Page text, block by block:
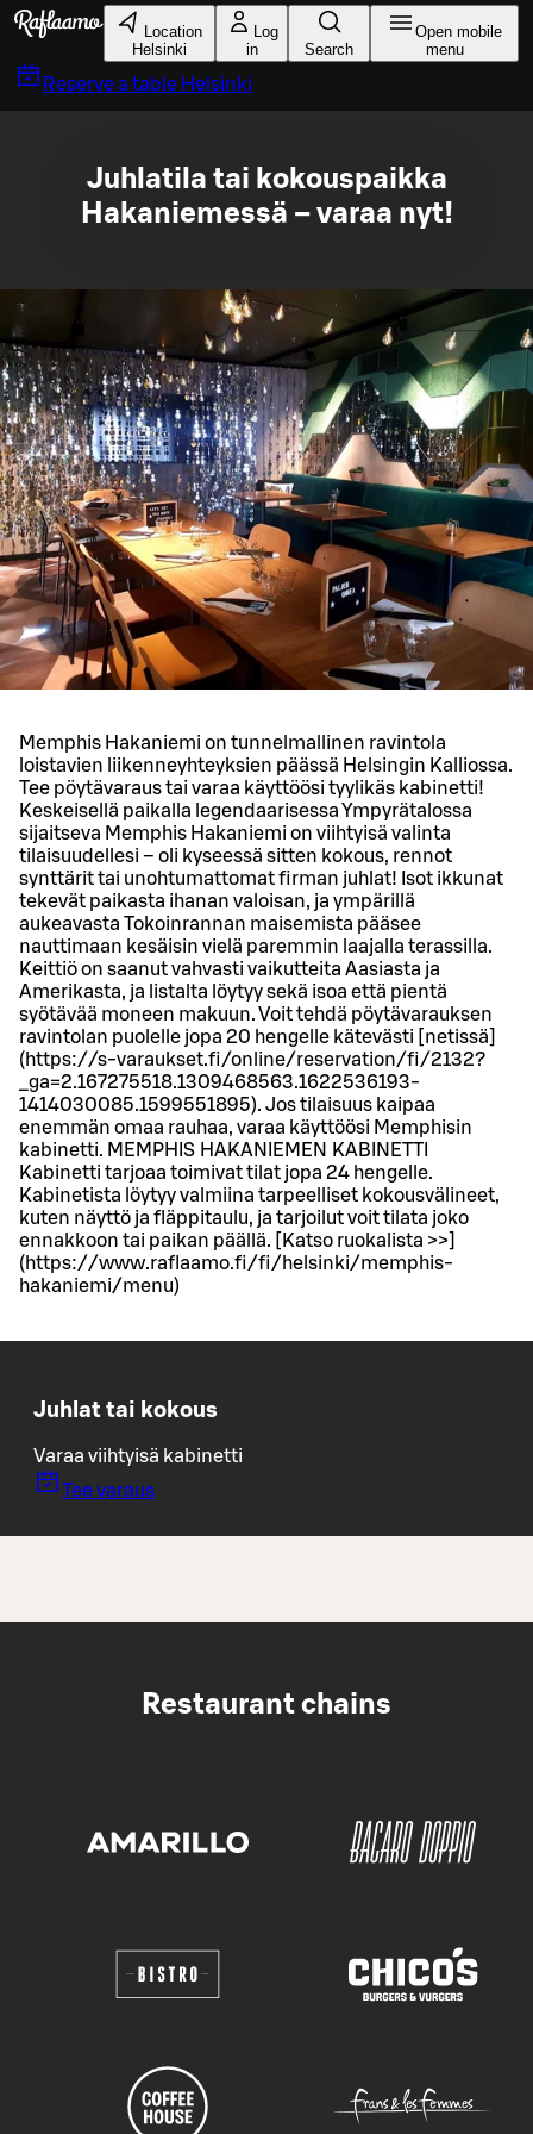
Skip to main content
Location
Helsinki
Log
in
Search
Open mobile
menu
Reserve a table Helsinki
Juhlatila tai kokouspaikka
Hakaniemessä – varaa nyt!
Memphis Hakaniemi on tunnelmallinen ravintola
loistavien liikenneyhteyksien päässä Helsingin Kalliossa.
Tee pöytävaraus tai varaa käyttöösi tyylikäs kabinetti!
Keskeisellä paikalla legendaarisessa Ympyrätalossa
sijaitseva Memphis Hakaniemi on viihtyisä valinta
tilaisuudellesi – oli kyseessä sitten kokous, rennot
synttärit tai unohtumattomat firman juhlat! Isot ikkunat
tekevät paikasta ihanan valoisan, ja ympärillä
aukeavasta Tokoinrannan maisemista pääsee
nauttimaan kesäisin vielä paremmin laajalla terassilla.
Keittiö on saanut vahvasti vaikutteita Aasiasta ja
Amerikasta, ja listalta löytyy sekä isoa että pientä
syötävää moneen makuun. Voit tehdä pöytävarauksen
ravintolan puolelle jopa 20 hengelle kätevästi [netissä]
(https://s-varaukset.fi/online/reservation/fi/2132?
_ga=2.167275518.1309468563.1622536193-
1414030085.1599551895). Jos tilaisuus kaipaa
enemmän omaa rauhaa, varaa käyttöösi Memphisin
kabinetti. MEMPHIS HAKANIEMEN KABINETTI
Kabinetti tarjoaa toimivat tilat jopa 24 hengelle.
Kabinetista löytyy valmiina tarpeelliset kokousvälineet,
kuten näyttö ja fläppitaulu, ja tarjoilut voit tilata joko
ennakkoon tai paikan päällä. [Katso ruokalista >>]
(https://www.raflaamo.fi/fi/helsinki/memphis-
hakaniemi/menu)
Juhlat tai kokous
Varaa viihtyisä kabinetti
Tee varaus
Restaurant chains